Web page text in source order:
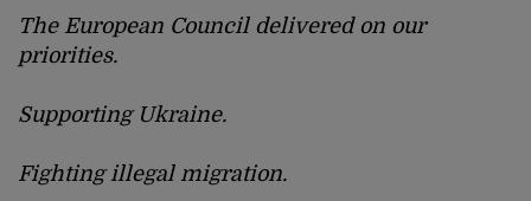
The European Council delivered on our
priorities.
Supporting Ukraine.
Fighting illegal migration.